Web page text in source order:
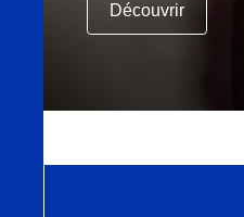
Découvrir